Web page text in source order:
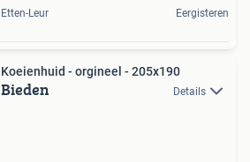
Etten-Leur Eergisteren
Koeienhuid - orgineel - 205x190
Bieden Details